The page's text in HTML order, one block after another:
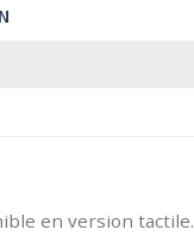
en version tactile.